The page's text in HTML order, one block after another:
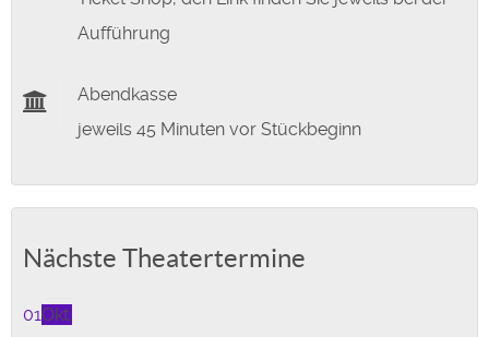
Aufführung
Abendkasse
jeweils 45 Minuten vor Stückbeginn
Nächste Theatertermine
01Okt.